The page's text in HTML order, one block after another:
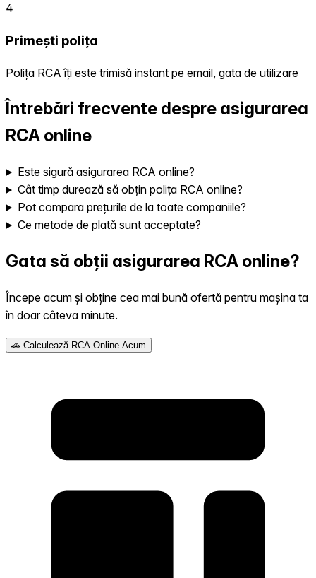
4
Primești polița
Polița RCA îți este trimisă instant pe email, gata de utilizare
Întrebări frecvente despre asigurarea
RCA online
Este sigură asigurarea RCA online?
Cât timp durează să obțin polița RCA online?
Pot compara prețurile de la toate companiile?
Ce metode de plată sunt acceptate?
Gata să obții asigurarea RCA online?
Începe acum și obține cea mai bună ofertă pentru mașina ta
în doar câteva minute.
🚗 Calculează RCA Online Acum